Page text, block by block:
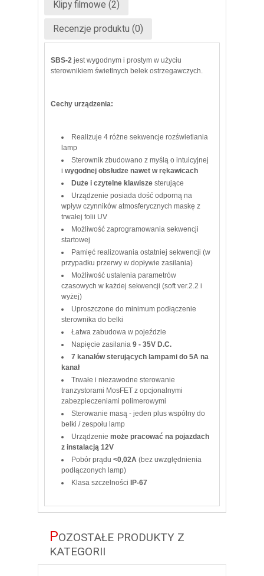
Klipy filmowe (2)
Recenzje produktu (0)
SBS-2 jest wygodnym i prostym w użyciu
sterownikiem świetlnych belek ostrzegawczych.
Cechy urządzenia:
Realizuje 4 różne sekwencje rozświetlania
lamp
Sterownik zbudowano z myślą o intuicyjnej
i wygodnej obsłudze nawet w rękawicach
Duże i czytelne klawisze sterujące
Urządzenie posiada dość odporną na
wpływ czynników atmosferycznych maskę z
trwałej folii UV
Możliwość zaprogramowania sekwencji
startowej
Pamięć realizowania ostatniej sekwencji (w
przypadku przerwy w dopływie zasilania)
Możliwość ustalenia parametrów
czasowych w każdej sekwencji (soft ver.2.2 i
wyżej)
Uproszczone do minimum podłączenie
sterownika do belki
Łatwa zabudowa w pojeździe
Napięcie zasilania 9 - 35V D.C.
7 kanałów sterujących lampami do 5A na
kanał
Trwałe i niezawodne sterowanie
tranzystorami MosFET z opcjonalnymi
zabezpieczeniami polimerowymi
Sterowanie masą - jeden plus wspólny do
belki / zespołu lamp
Urządzenie może pracować na pojazdach
z instalacją 12V
Pobór prądu <0,02A (bez uwzględnienia
podłączonych lamp)
Klasa szczelności IP-67
POZOSTAŁE PRODUKTY Z
KATEGORII